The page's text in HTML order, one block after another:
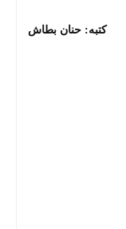
كتبه: حنان بطاش